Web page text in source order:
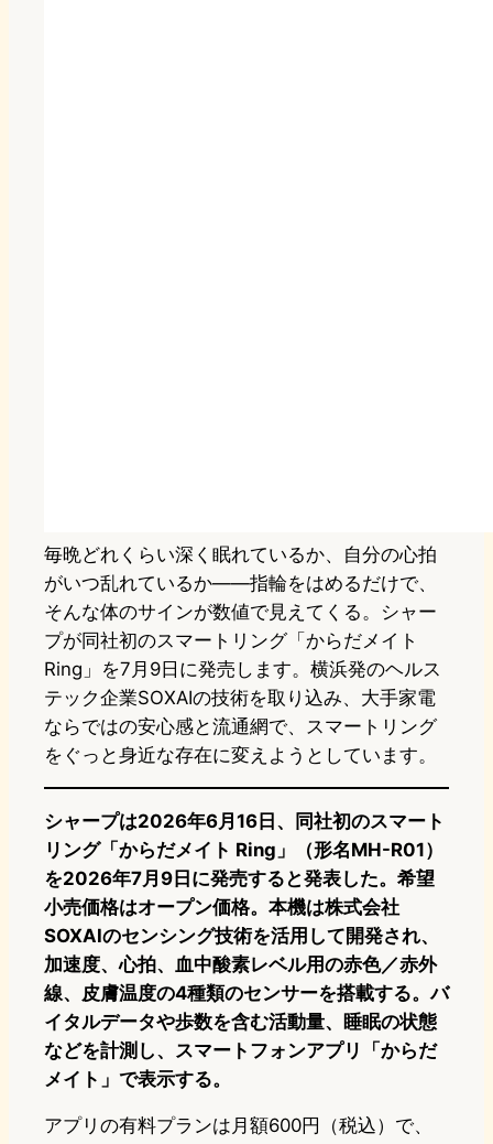
毎晩どれくらい深く眠れているか、自分の心拍
がいつ乱れているか——指輪をはめるだけで、
そんな体のサインが数値で見えてくる。シャー
プが同社初のスマートリング「からだメイト
Ring」を7月9日に発売します。横浜発のヘルス
テック企業SOXAIの技術を取り込み、大手家電
ならではの安心感と流通網で、スマートリング
をぐっと身近な存在に変えようとしています。
シャープは2026年6月16日、同社初のスマート
リング「からだメイト Ring」（形名MH-R01）
を2026年7月9日に発売すると発表した。希望
小売価格はオープン価格。本機は株式会社
SOXAIのセンシング技術を活用して開発され、
加速度、心拍、血中酸素レベル用の赤色／赤外
線、皮膚温度の4種類のセンサーを搭載する。バ
イタルデータや歩数を含む活動量、睡眠の状態
などを計測し、スマートフォンアプリ「からだ
メイト」で表示する。
アプリの有料プランは月額600円（税込）で、